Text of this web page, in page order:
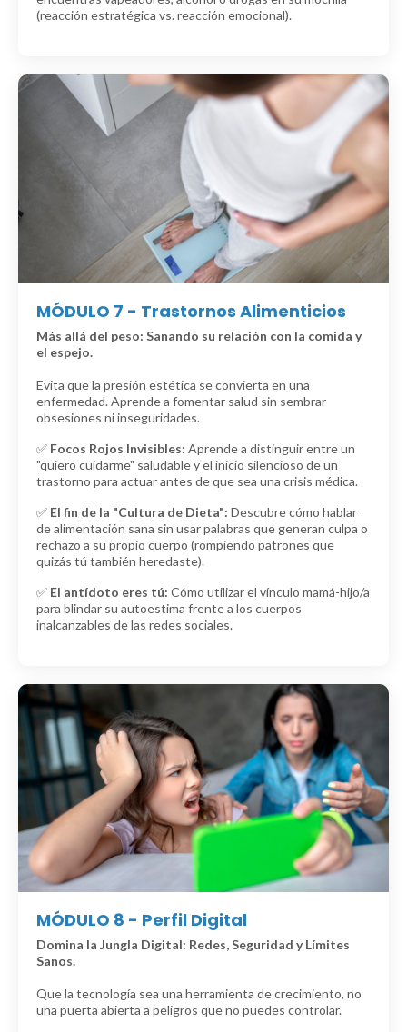
(reacción estratégica vs. reacción emocional).
MÓDULO 7 - Trastornos Alimenticios
Más allá del peso: Sanando su relación con la comida y
el espejo.
Evita que la presión estética se convierta en una
enfermedad. Aprende a fomentar salud sin sembrar
obsesiones ni inseguridades.
✅ Focos Rojos Invisibles: Aprende a distinguir entre un
"quiero cuidarme" saludable y el inicio silencioso de un
trastorno para actuar antes de que sea una crisis médica.
✅ El fin de la "Cultura de Dieta": Descubre cómo hablar
de alimentación sana sin usar palabras que generan culpa o
rechazo a su propio cuerpo (rompiendo patrones que
quizás tú también heredaste).
✅ El antídoto eres tú: Cómo utilizar el vínculo mamá-hijo/a
para blindar su autoestima frente a los cuerpos
inalcanzables de las redes sociales.
MÓDULO 8 - Perfil Digital
Domina la Jungla Digital: Redes, Seguridad y Límites
Sanos.
Que la tecnología sea una herramienta de crecimiento, no
una puerta abierta a peligros que no puedes controlar.